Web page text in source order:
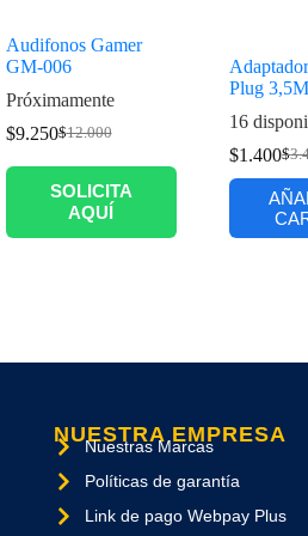
Audifonos Gamer
GM-006
Próximamente
$12.000
$9.250
SOLICITA
AQUÍ
Plug
16
$
$1.400
NUESTRA EMPRESA
Nuestras Marcas
Políticas de garantía
Link de pago Webpay Plus